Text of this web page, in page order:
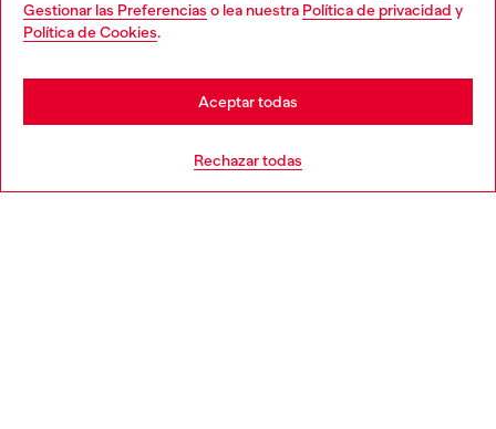
Gestionar las Preferencias o lea nuestra Política de privacidad y
Política de Cookies.
Rechazar todas
Aceptar todas
You are currently browsing España website, but it seems you
may be based in United States